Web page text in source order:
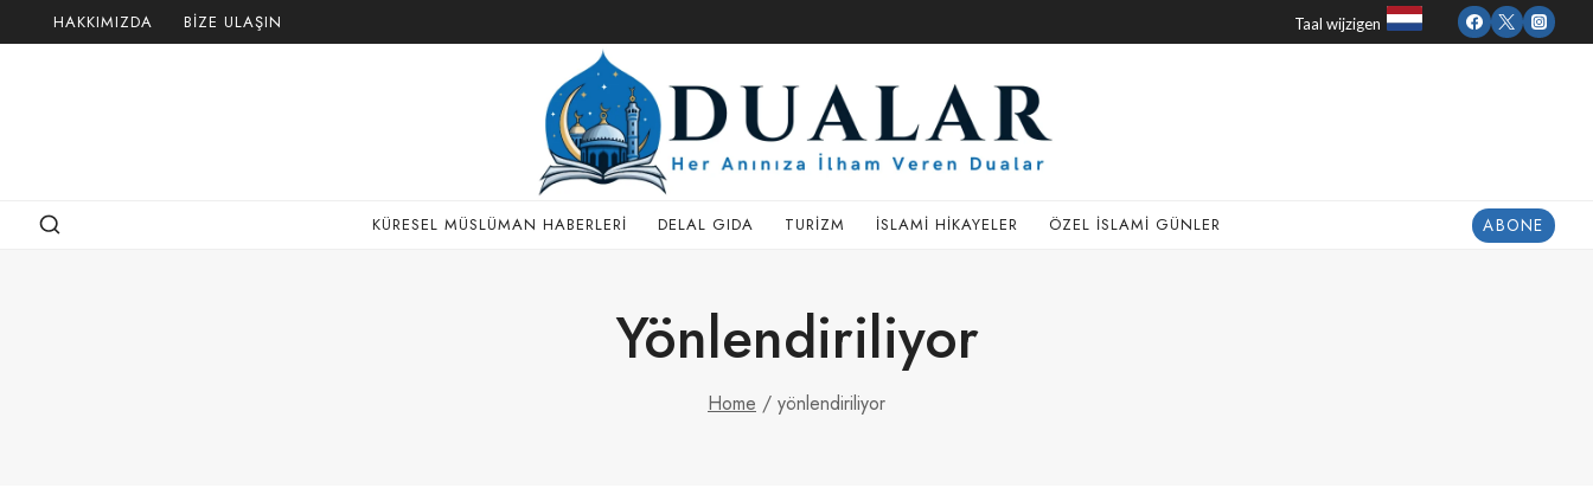
to
HAKKIMIZDA BIZE ULAŞIN Taal wijzigen
KÜRESEL MÜSLÜMAN HABERLERI DELAL GIDA TURIZM İSLAMI HIKAYELER ÖZEL İSLAMI GÜNLER ABONE
Yönlendiriliyor
Home / yönlendiriliyor